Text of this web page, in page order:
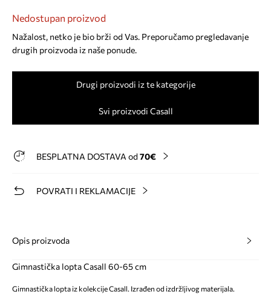
Nedostupan proizvod
Nažalost, netko je bio brži od Vas. Preporučamo pregledavanje
drugih proizvoda iz naše ponude.
Drugi proizvodi iz te kategorije
Svi proizvodi Casall
BESPLATNA DOSTAVA od 70€
POVRATI I REKLAMACIJE
Opis proizvoda
Gimnastička lopta Casall 60-65 cm
Gimnastička lopta iz kolekcije Casall. Izrađen od izdržljivog materijala.